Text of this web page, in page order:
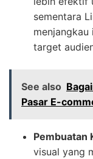
sementara
target
See also
Pasar E-
Pembuatan
visual yang